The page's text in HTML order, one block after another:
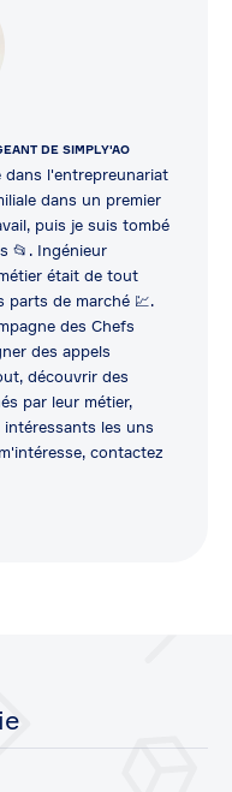
DE SIMPLY'AO
dans l'entrepreunariat
dans un premier
puis je suis tombé
📂. Ingénieur
était de tout
de marché 💹.
des Chefs
des appels
découvrir des
par leur métier,
les uns
contactez